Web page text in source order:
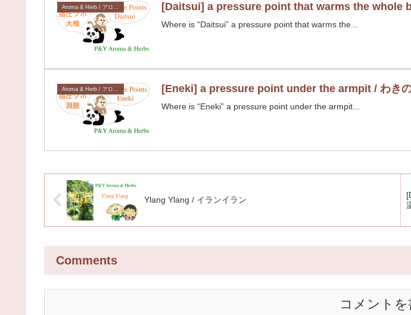
Aroma & Herb / アロマ & ハーブ [Daitsui] a pressure point that warms the whole
Where is “Daitsui” a pressure point that warms the...
Aroma & Herb / アロマ & ハーブ [Eneki] a pressure point under the armpit / わきの
Where is “Eneki” a pressure point under the armpit...
Ylang Ylang / イランイラン
Comments
コメント